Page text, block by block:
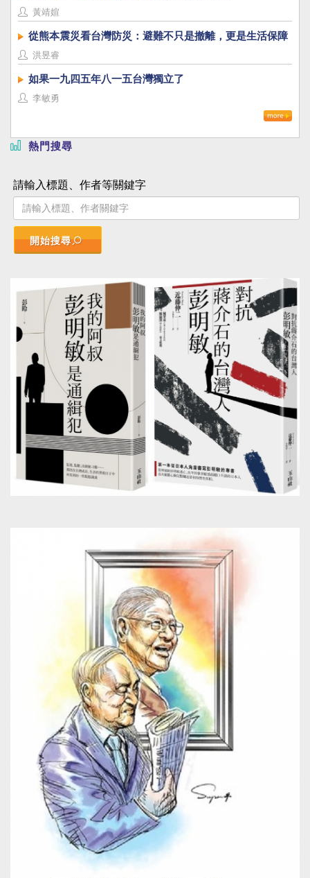
黃靖媗
從熊本震災看台灣防災：避難不只是撤離，更是生活保障
洪昱睿
如果一九四五年八一五台灣獨立了
李敏勇
熱門搜尋
請輸入標題、作者等關鍵字
開始搜尋